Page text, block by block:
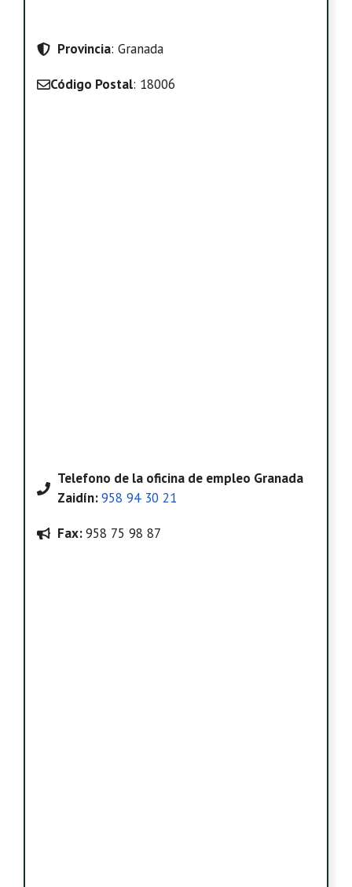
Provincia: Granada
Código Postal: 18006
Telefono de la oficina de empleo Granada
Zaidín:958 94 30 21
Fax:958 75 98 87